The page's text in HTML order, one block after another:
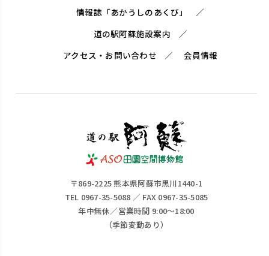
情報誌「あかうしのあくび」
道の駅阿蘇施設案内
アクセス・お問い合わせ
会員情報
〒869-2225 熊本県阿蘇市黒川1440-1
TEL 0967-35-5088 ／ FAX 0967-35-5085
年中無休／営業時間 9:00～18:00
（季節変動あり）